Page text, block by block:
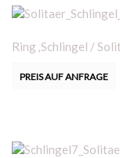
Ring ‚Schlingel /
PREIS AUF ANFRAGE